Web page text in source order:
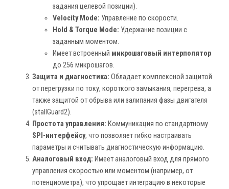
задания целевой позиции).
Velocity Mode: Управление по скорости.
Hold & Torque Mode: Удержание позиции с
заданным моментом.
Имеет встроенный микрошаговый интерполятор
до 256 микрошагов.
Защита и диагностика: Обладает комплексной защитой
от перегрузки по току, короткого замыкания, перегрева, а
также защитой от обрыва или залипания фазы двигателя
(stallGuard2).
Простота управления: Коммуникация по стандартному
SPI-интерфейсу, что позволяет гибко настраивать
параметры и считывать диагностическую информацию.
Аналоговый вход: Имеет аналоговый вход для прямого
управления скоростью или моментом (например, от
потенциометра), что упрощает интеграцию в некоторые